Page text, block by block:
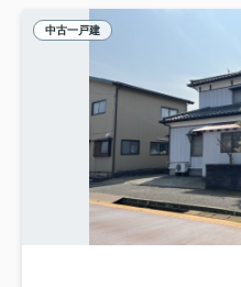
中古一戸建